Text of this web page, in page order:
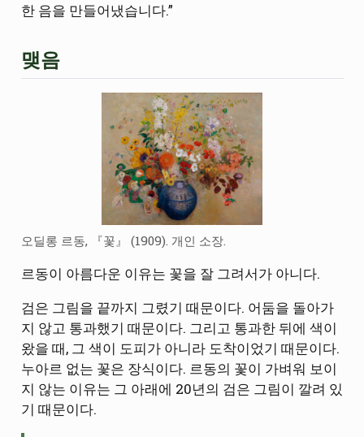
한 음을 만들어냈습니다.”
맺음
오딜롱 르동, 『꽃』 (1909). 개인 소장.
르동이 아름다운 이유는 꽃을 잘 그려서가 아니다.
검은 그림을 끝까지 그렸기 때문이다. 어둠을 돌아가
지 않고 통과했기 때문이다. 그리고 통과한 뒤에 색이
왔을 때, 그 색이 도피가 아니라 도착이었기 때문이다.
누아르 없는 꽃은 장식이다. 르동의 꽃이 가벼워 보이
지 않는 이유는 그 아래에 20년의 검은 그림이 깔려 있
기 때문이다.